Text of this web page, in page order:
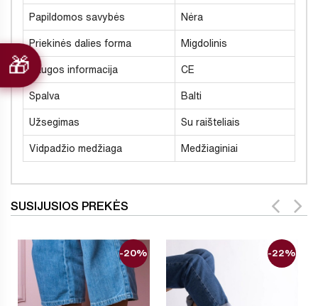
Papildomos savybės Nėra
Priekinės dalies forma Migdolinis
Saugos informacija CE
Spalva Balti
Užsegimas Su raišteliais
Vidpadžio medžiaga Medžiaginiai
SUSIJUSIOS PREKĖS
-20% -22%